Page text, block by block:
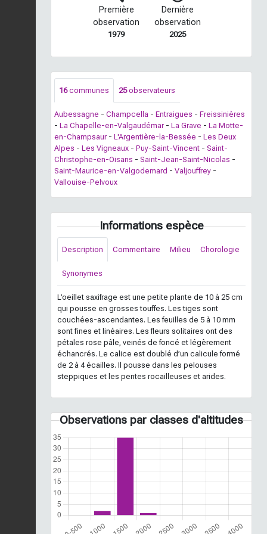
Première
observation
1979
Dernière
observation
2025
16communes 25observateurs
Aubessagne - Champcella - Entraigues - Freissinières
- La Chapelle-en-Valgaudémar - La Grave - La Motte-
en-Champsaur - L'Argentière-la-Bessée - Les Deux
Alpes - Les Vigneaux - Puy-Saint-Vincent - Saint-
Christophe-en-Oisans - Saint-Jean-Saint-Nicolas -
Saint-Maurice-en-Valgodemard - Valjouffrey -
Vallouise-Pelvoux
Informations espèce
Description Commentaire Milieu Chorologie
Synonymes
L’oeillet saxifrage est une petite plante de 10 à 25 cm
qui pousse en grosses touffes. Les tiges sont
couchées-ascendantes. Les feuilles de 5 à 10 mm
sont fines et linéaires. Les fleurs solitaires ont des
pétales rose pâle, veinés de foncé et légèrement
échancrés. Le calice est doublé d’un calicule formé
de 2 à 4 écailles. Il pousse dans les pelouses
steppiques et les pentes rocailleuses et arides.
Observations par classes d'altitudes